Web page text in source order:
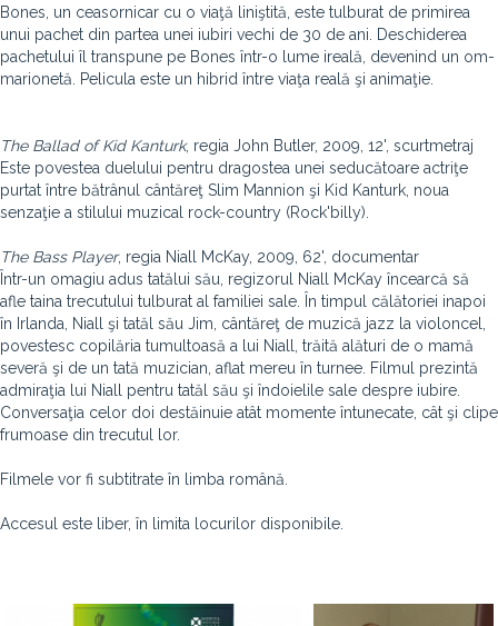
Bones, un ceasornicar cu o viaţă liniştită, este tulburat de primirea
unui pachet din partea unei iubiri vechi de 30 de ani. Deschiderea
pachetului îl transpune pe Bones într-o lume ireală, devenind un om-
marionetă. Pelicula este un hibrid între viaţa reală şi animaţie.
The Ballad of Kid Kanturk, regia John Butler, 2009, 12', scurtmetraj
Este povestea duelului pentru dragostea unei seducătoare actriţe
purtat între bătrânul cântăreţ Slim Mannion şi Kid Kanturk, noua
senzaţie a stilului muzical rock-country (Rock'billy).
The Bass Player, regia Niall McKay, 2009, 62', documentar
Într-un omagiu adus tatălui său, regizorul Niall McKay încearcă să
afle taina trecutului tulburat al familiei sale. În timpul călătoriei inapoi
în Irlanda, Niall şi tatăl său Jim, cântăreţ de muzică jazz la violoncel,
povestesc copilăria tumultoasă a lui Niall, trăită alături de o mamă
severă şi de un tată muzician, aflat mereu în turnee. Filmul prezintă
admiraţia lui Niall pentru tatăl său şi îndoielile sale despre iubire.
Conversaţia celor doi destăinuie atât momente întunecate, cât şi clipe
frumoase din trecutul lor.
Filmele vor fi subtitrate în limba română.
Accesul este liber, în limita locurilor disponibile.